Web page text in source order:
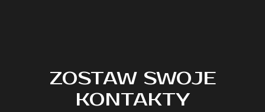
ZOSTAW SWOJE
KONTAKTY